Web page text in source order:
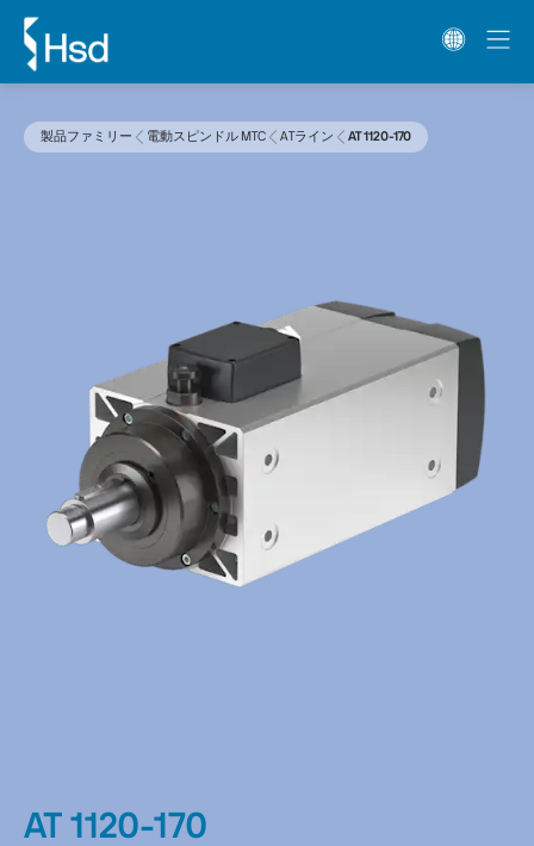
製品ファミリー 電動スピンドル MTC ATライン AT 1120-170
AT 1120-170